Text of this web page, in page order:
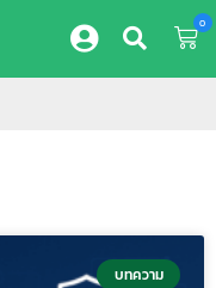
0
บทความ